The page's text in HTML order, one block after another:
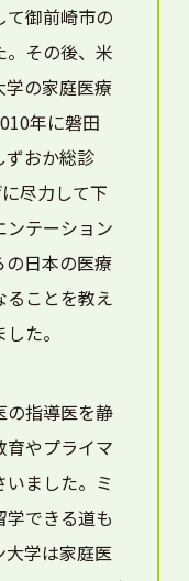
て御前崎市の
。その後、米
の家庭医療
年に磐田
ずおか総診
尽力して下
ンテーション
日本の医療
ることを教え
た。
の指導医を静
育やプライマ
ました。ミ
学できる道も
学は家庭医